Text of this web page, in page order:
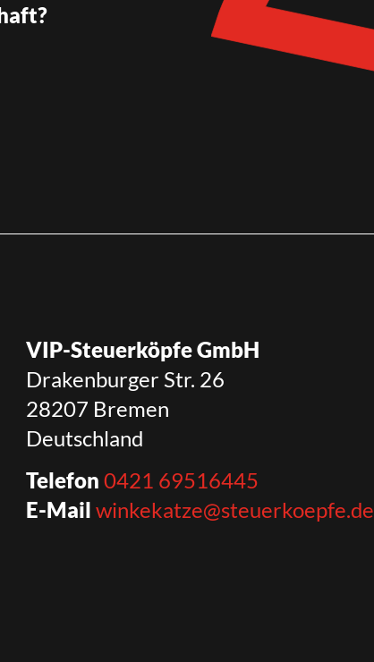
VIP-Steuerköpfe GmbH
Drakenburger Str. 26
28207 Bremen
Deutschland
Telefon 0421 69516445
E-Mail winkekatze@steuerkoepfe.de